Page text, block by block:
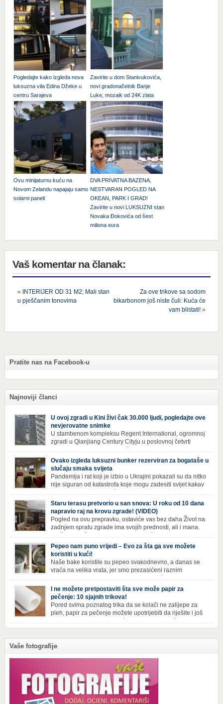
Pogledajte kako izgleda nova
luksuzna vila Edina Džeke u
centru Sarajeva
Zavirite u dom Stanivukovića,
novi gradonačelnik Banje
Luke, mozaik od 24K zlata
Ovu minijaturnu kuću na
Novom Zelandu napajaju samo
solarni paneli
DVA PRIVATNA BAZENA,
NESTVARAN POGLED NA
OKEAN, PARK I GRAD!
Zavirite u novi LUKSUZNI stan
Novaka Đokovića od šest
miliona eura
Vaš komentar na članak:
« INTERIJER OD 31 M2; Mali stan
u pješčanim tonovima
Za ove trikove sa sodom
bikarbonom još niste čuli: Kuća će
vam blistati! »
Pratite nas na Facebook-u
Najnoviji članci
U ovoj zgradi u Kini živi čak 30.000 ljudi, pogledajte ove
nevjerovatne snimke
U stambenom kompleksu Regent International, ogromnoj
zgradi u Qianjiang Century Cityju u poslovnoj četvrti
Hangzhoua u Kini, trenutno živi gotovo 30 hiljada ljudi,
koji nikad ne moraju izaći iz njega. Naime, s obzirom na to da unutar
zgrade mogu pronaći sve potrepštine koje im zatrebaju, stanari ovog
kompleksa zapravo nemaju potrebe izlaziti izvan njega ako […]
Ovako izgleda luksuzni bunker rezerviran za bogataše u
slučaju smaka svijeta
Pandemija i rat koji je izbio u Ukrajini pokazali su da nitko
nije siguran od katastrofa koje mogu zadesiti svijet kakav
poznajemo. I dok se većina ljudi nada da situacija u
svijetu neće postati još gora te da su prijetnje nuklearnim oružjem
isprazne, ima i onih koji se spremaju za najgori scenariji. Naime,
Survival Condo […]
Staru terasu pretvorio u san snova: U roku od 10 dana
napravio raj na krovu zgrade! (VIDEO)
Pogled na ovu prepravku, ostaviće vas bez daha Život na
zadnjem spratu zgrade ima svojih prednosti, ali i mana.
Izloženost kiši, suncu, vetru i snijegu čini da se materijali
brže troše, a terasa poprimi ruiniran izgled. Ovaj muškarac je promijenio
sve, kada je renovirao terasu i sebi stvorio zaista rajski kutak. Uživajte i
vi u […]
Pepeo nam puno vrijedi – Evo za šta ga sve možete
koristiti u kući!
Naše bake koristile su pepeo svakodnevno, a danas se
vraća na velika vrata, jer smo prezasićeni raznim
Izbjeljivač bez premca Čak i kada se pere najboljim deterdžentima, uz
dodatak izbjeljivača, rublje ne dobija blistavu bjelinu. Možda niste znali
da je cijeđ drvenog pepela fenomenalno sredstvo za pranje bijelog […]
I ne možete pretpostaviti šta sve može papir za
pečenje: 10 sjajnih trikova!
Pored svima poznatog trika da se kolači ne zalijepe za
pleh, papir za pečenje možete upotrijebiti da riješite i još
upotrebu papira za pečenje koji će vam učiniti život lakšim i eliminisati
male smetnje koje često niko ne zna kako da popravi! Uglancajte česme
Papirom […]
Vaše fotografije